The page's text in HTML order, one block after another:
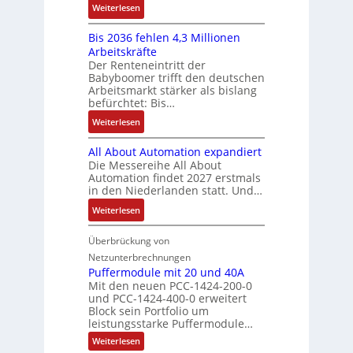
n
a
h
m
e
,
g
e
p
ä
g
t
d
u
r
d
a
s
A
u
y
s
e
m
e
f
ü
h
r
e
r
z
u
m
V
o
r
s
t
a
d
d
e
s
V
D
M
-
E
r
g
e
b
n
i
s
s
e
b
e
s
t
ä
t
i
g
e
n
J
a
e
b
s
-
u
n
d
M
a
r
k
e
t
n
e
i
t
e
r
b
Weiterlesen:
K
I
b
r
a
u
c
h
t
S
t
r
u
k
u
r
Bis 2036 fehlen 4,3 Millionen
Arbeitskräfte
Der Renteneintritt der
Babyboomer trifft den deutschen
Arbeitsmarkt stärker als bislang
befürchtet: Bis…
Weiterlesen:
B
i
s
2
0
3
6
f
e
h
l
e
n
4
,
All About Automation expandiert
Die Messereihe All About
Automation findet 2027 erstmals
in den Niederlanden statt. Und…
Weiterlesen:
A
l
l
A
b
o
u
t
A
Überbrückung von
Netzunterbrechnungen
Puffermodule mit 20 und 40A
Mit den neuen PCC-1424-200-0
und PCC-1424-400-0 erweitert
Block sein Portfolio um
leistungsstarke Puffermodule…
Weiterlesen: